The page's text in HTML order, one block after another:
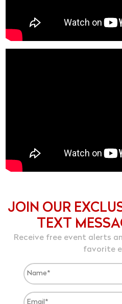
JOIN OUR
TEXT
Receive free event alerts
favorite